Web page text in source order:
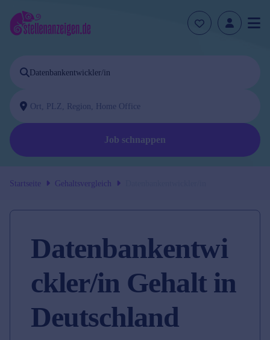
Job schnappen
Startseite Gehaltsvergleich
Datenbankentwi
ckler/in Gehalt in
Deutschland